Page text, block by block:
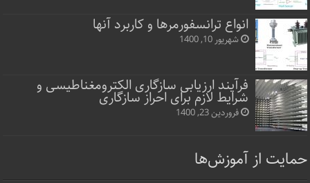
انواع ترانسفورمرها و کاربرد آنها
شهریور 10, 1400
فرآیند ارزیابی سازگاری الکترومغناطیسی و
شرایط لازم برای احراز سازگاری
فروردین 23, 1400
حمایت از آموزش‌ها